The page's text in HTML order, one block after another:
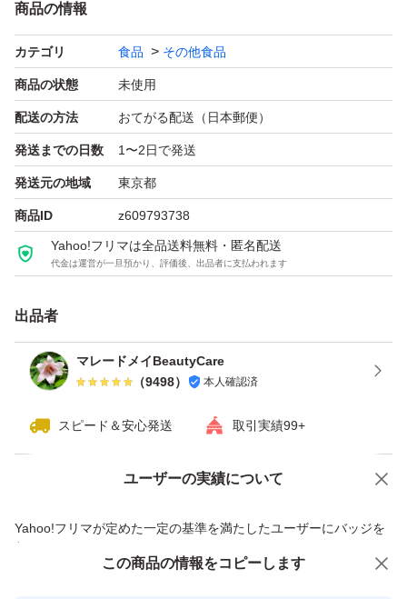
商品の情報
カテゴリ 食品 その他食品
商品の状態 未使用
配送の方法 おてがる配送（日本郵便）
発送までの日数 1〜2日で発送
発送元の地域 東京都
商品ID z609793738
Yahoo!フリマは全品送料無料・匿名配送
代金は運営が一旦預かり、評価後、出品者に支払われます
出品者
マレードメイBeautyCare
（9498） 本人確認済
スピード＆安心発送 取引実績99+
ユーザーの実績について
Yahoo!フリマが定めた一定の基準を満たしたユーザーにバッジを
付与しています
価格の相談 商品への質問
この商品の情報をコピーします
この商品をみている人にオススメ